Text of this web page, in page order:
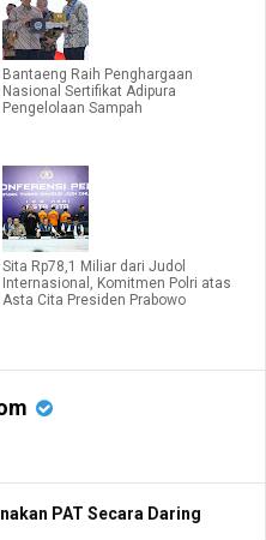
Bantaeng Raih Penghargaan
Nasional Sertifikat Adipura
Pengelolaan Sampah
Sita Rp78,1 Miliar dari Judol
Internasional, Komitmen Polri atas
Asta Cita Presiden Prabowo
PAT Secara Daring